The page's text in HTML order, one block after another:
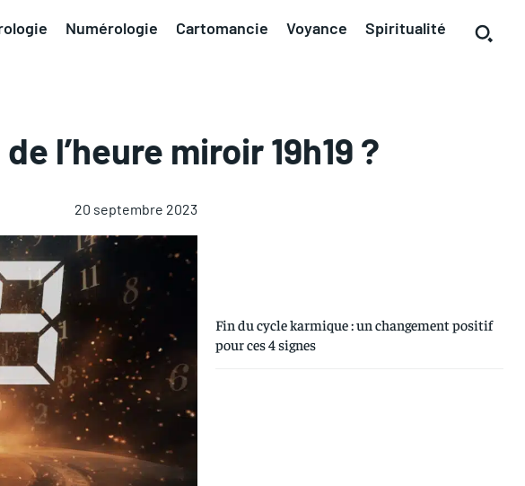
Numérologie Cartomancie Voyance Spiritualité
l’heure miroir 19h19 ?
20 septembre 2023
Fin du cycle karmique : un changement positif
pour ces 4 signes